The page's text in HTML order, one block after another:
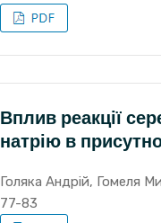
Вплив реакції
натрію в
Голяка Андрій, Гомеля
77-83